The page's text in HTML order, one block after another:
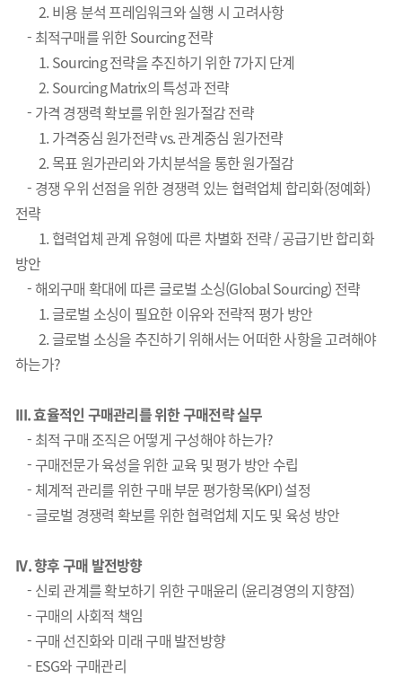
2. 비용 분석 프레임워크와 실행 시 고려사항
- 최적구매를 위한 Sourcing 전략
1. Sourcing 전략을 추진하기 위한 7가지 단계
2. Sourcing Matrix의 특성과 전략
- 가격 경쟁력 확보를 위한 원가절감 전략
1. 가격중심 원가전략 vs. 관계중심 원가전략
2. 목표 원가관리와 가치분석을 통한 원가절감
- 경쟁 우위 선점을 위한 경쟁력 있는 협력업체 합리화(정예화)
전략
1. 협력업체 관계 유형에 따른 차별화 전략 / 공급기반 합리화
방안
- 해외구매 확대에 따른 글로벌 소싱(Global Sourcing) 전략
1. 글로벌 소싱이 필요한 이유와 전략적 평가 방안
2. 글로벌 소싱을 추진하기 위해서는 어떠한 사항을 고려해야
하는가?
III.효율적인 구매관리를 위한 구매전략 실무
- 최적 구매 조직은 어떻게 구성해야 하는가?
- 구매전문가 육성을 위한 교육 및 평가 방안 수립
- 체계적 관리를 위한 구매 부문 평가항목(KPI) 설정
- 글로벌 경쟁력 확보를 위한 협력업체 지도 및 육성 방안
IV.향후 구매 발전방향
- 신뢰 관계를 확보하기 위한 구매윤리 (윤리경영의 지향점)
- 구매의 사회적 책임
- 구매 선진화와 미래 구매 발전방향
- ESG와 구매관리